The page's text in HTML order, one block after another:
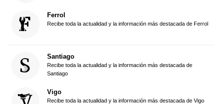
Ferrol
Recibe toda la actualidad y la información más destacada de Ferrol
Santiago
Recibe toda la actualidad y la información más destacada de
Santiago
Vigo
Recibe toda la actualidad y la información más destacada de Vigo